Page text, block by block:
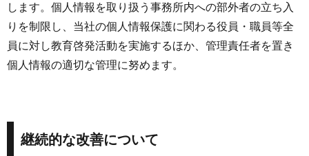
します。個人情報を取り扱う事務所内への部外者の立ち入
りを制限し、当社の個人情報保護に関わる役員・職員等全
員に対し教育啓発活動を実施するほか、管理責任者を置き
個人情報の適切な管理に努めます。
継続的な改善について